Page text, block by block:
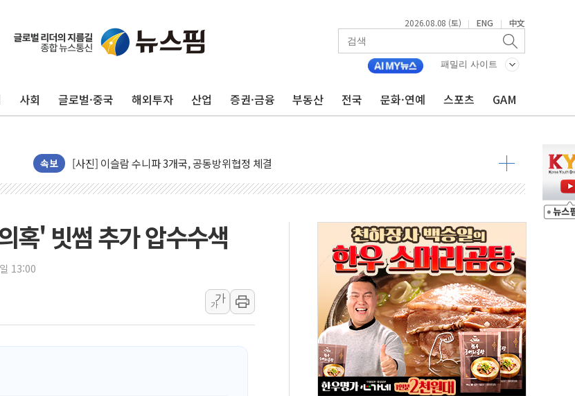
2026.08.08 (토) | ENG | 中文
패밀리 사이트
사회 글로벌·중국 해외투자 산업 증권·금융 부동산 전국 문화·연예 스포츠 GAM
속보
[종합] 이슬람 수니파 3국, '공동방위협정' 체결… 이스라엘·이란 위협에 맞설 자체 억지력 강화
트럼프, 백신·자폐증 행정명령 검토…"이르면 다음 주"
이란 핵심 원유 수출항 '하르그섬', 최근 1주일 이상 '올스톱'… 美 해상봉쇄 영향
美 고용 쇼크에 엔화 장중 급등…시장은 "또 개입했나" 촉각
[AI MY 뉴스] 뉴욕 반도체주 프리뷰...美 고용 쇼크에 반도체주 '활짝'
뉴욕증시 프리뷰, 美 고용 쇼크에 금리 인상 우려 후퇴…나스닥 선물 1%대 상승
[종합] 美 7월 고용 2만3000명 감소 '쇼크'…9월 금리 인상 기대 후퇴
뉴욕증시 개장 전 특징주...아틀라시안·클라우드플레어·태양광주↑ VS 트레이드데스크·웬디스↓
보훈부, 미 DPAA와 MOU… "6·25 미군 실종자 7359명 끝까지 찾겠다"
혹' 빗썸 추가 압수수색
13:00
가
가